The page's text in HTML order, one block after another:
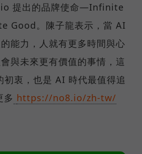
提出的品牌使命—Infinite
Good。陳子龍表示，當 AI
能力，人就有更多時間與心
與未來更有價值的事情，這
初衷，也是 AI 時代最值得追
多 https://no8.io/zh-tw/